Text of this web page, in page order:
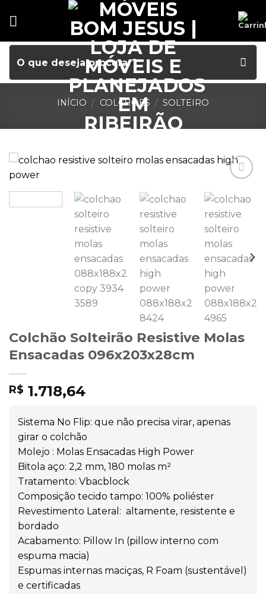
INÍCIO / COLCHÕES / SOLTEIRO
Colchão Solteirão Resistive Molas
Ensacadas 096x203x28cm
R$ 1.718,64
Sistema No Flip: que não precisa virar, apenas
girar o colchão
Molejo : Molas Ensacadas High Power
Bitola aço: 2,2 mm, 180 molas m²
Tratamento: Vbacblock
Composição tecido tampo: 100% poliéster
Revestimento Lateral: altamente, resistente e
bordado
Acabamento: Pillow In (pillow interno com
espuma macia)
Espumas internas maciças, R Foam (sustentável)
e certificadas